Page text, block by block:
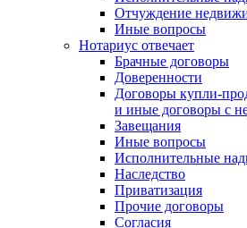
Отчуждение
Иные вопросы
Нотариус отвечает
Брачные договоры
Доверенности
Договоры купли-
и иные договоры с
Завещания
Иные вопросы
Исполнительные
Наследство
Приватизация
Прочие договоры
Согласия